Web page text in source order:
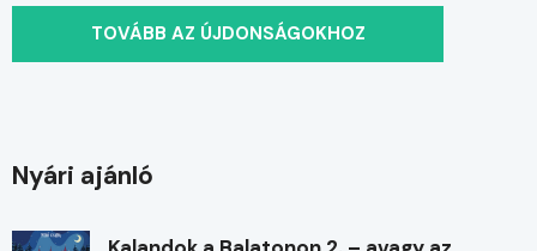
TOVÁBB AZ ÚJDONSÁGOKHOZ
Nyári ajánló